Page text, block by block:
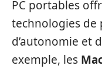
PC portables
technologies de
d’autonomie et
exemple, les